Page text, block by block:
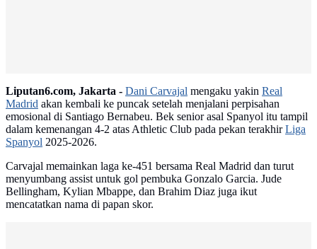
Liputan6.com, Jakarta - Dani Carvajal mengaku yakin Real
Madrid akan kembali ke puncak setelah menjalani perpisahan
emosional di Santiago Bernabeu. Bek senior asal Spanyol itu tampil
dalam kemenangan 4-2 atas Athletic Club pada pekan terakhirLiga
Spanyol 2025-2026.
Carvajal memainkan laga ke-451 bersama Real Madrid dan turut
menyumbang assist untuk gol pembuka Gonzalo Garcia. Jude
Bellingham, Kylian Mbappe, dan Brahim Diaz juga ikut
mencatatkan nama di papan skor.